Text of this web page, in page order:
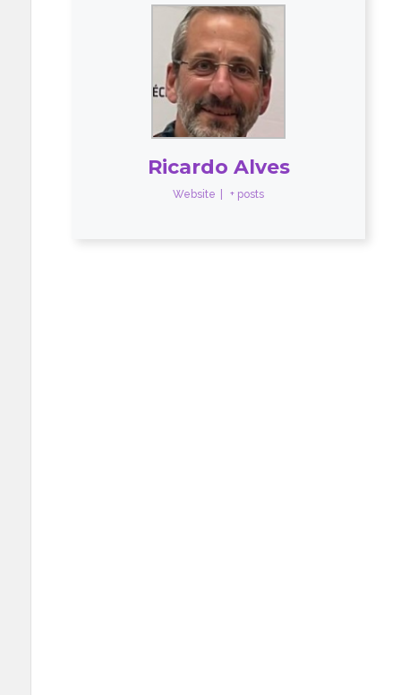
Ricardo Alves
Website + posts